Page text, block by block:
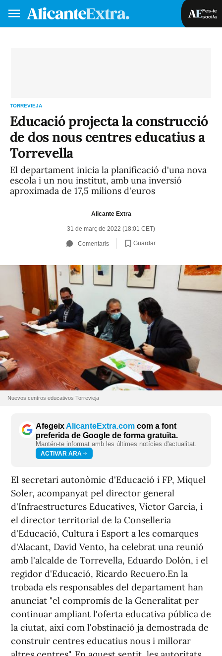
Fes-te
soci/a
TORREVIEJA
Educació projecta la construcció
de dos nous centres educatius a
Torrevella
El departament inicia la planificació d'una nova
escola i un nou institut, amb una inversió
aproximada de 17,5 milions d'euros
Alicante Extra
31 de març de 2022 (18:01 CET)
Comentaris Guardar
Nuevos centros educativos Torrevieja
AfegeixAlicanteExtra.com com a font
preferida de Google de forma gratuïta.
Mantén-te informat amb les últimes notícies d'actualitat.
ACTIVAR ARA
El secretari autonòmic d'Educació i FP, Miquel
Soler, acompanyat pel director general
d'Infraestructures Educatives, Víctor Garcia, i
el director territorial de la Conselleria
d'Educació, Cultura i Esport a les comarques
d'Alacant, David Vento, ha celebrat una reunió
amb l'alcalde de Torrevella, Eduardo Dolón, i el
regidor d'Educació, Ricardo Recuero.En la
trobada els responsables del departament han
anunciat "el compromís de la Generalitat per
continuar ampliant l'oferta educativa pública de
la ciutat, així com l'obstinació ja demostrada de
construir centres educatius nous i millorar